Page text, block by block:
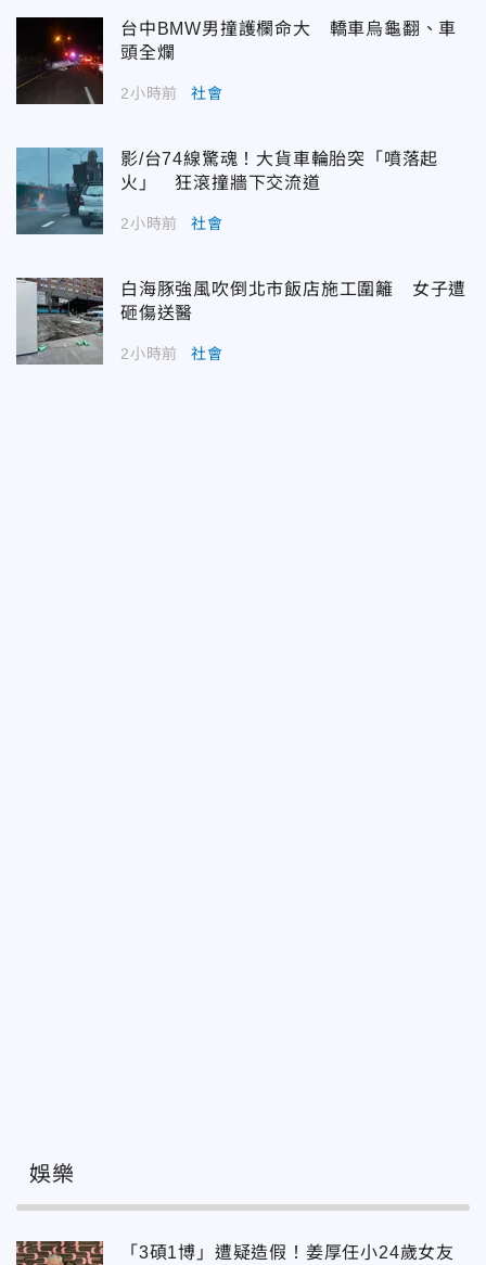
台中BMW男撞護欄命大 轎車烏龜翻、車
頭全爛
2小時前 社會
影/台74線驚魂！大貨車輪胎突「噴落起
火」 狂滾撞牆下交流道
2小時前 社會
白海豚強風吹倒北市飯店施工圍籬 女子遭
砸傷送醫
2小時前 社會
娛樂
「3碩1博」遭疑造假！姜厚任小24歲女友